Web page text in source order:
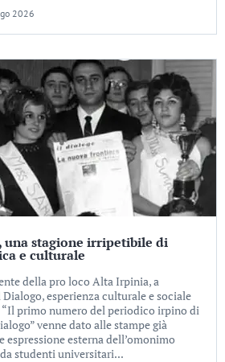
2026
una stagione irripetibile di
e culturale
della pro loco Alta Irpinia, a
esperienza culturale e sociale
primo numero del periodico irpino di
venne dato alle stampe già
espressione esterna dell’omonimo
studenti universitari...